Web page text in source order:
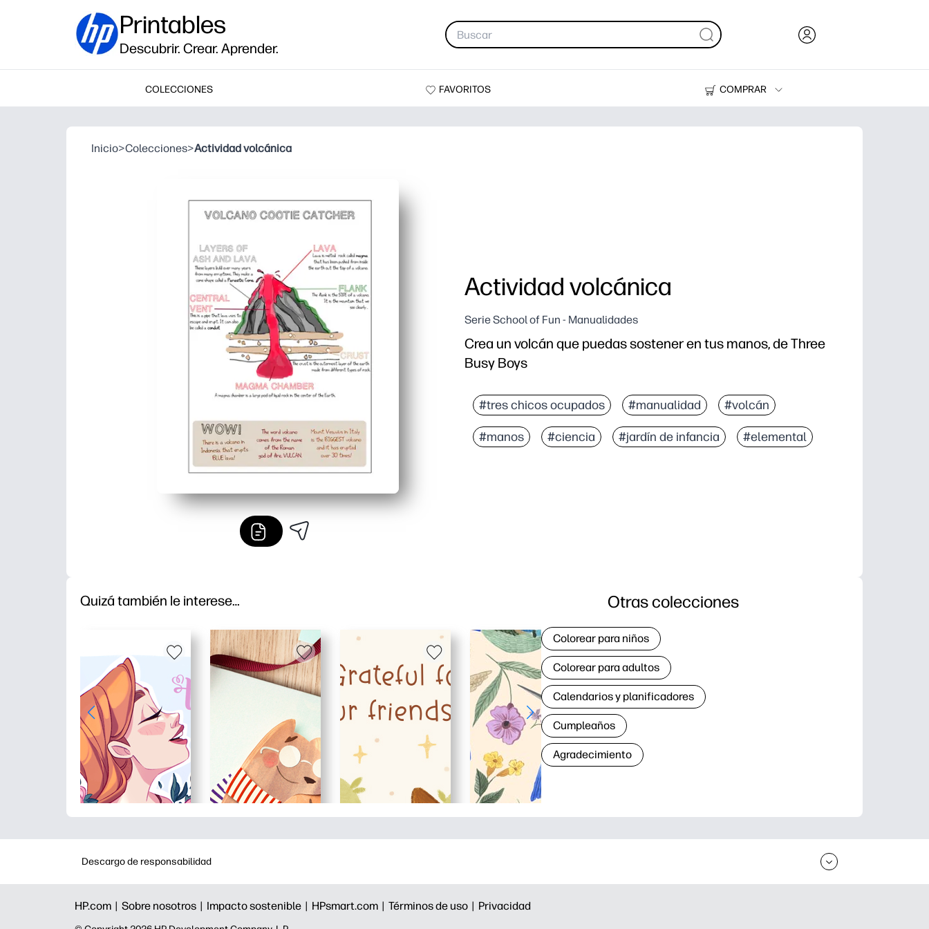
Printables
Descubrir. Crear. Aprender.
COLECCIONES FAVORITOS
COMPRAR
Impresoras
Inicio>Colecciones>Actividad volcánica
Actividad volcánica
Serie School of Fun - Manualidades
Crea un volcán que puedas sostener en tus manos, de Three
Busy Boys
#tres chicos ocupados #manualidad #volcán
#manos #ciencia #jardín de infancia #elemental
Quizá también le interese… Otras colecciones
Colorear para niños
Colorear para adultos
Calendarios y planificadores
Cumpleaños
Agradecimiento
Descargo de responsabilidad
HP.com | Sobre nosotros | Impacto sostenible | HPsmart.com | Términos de uso | Privacidad